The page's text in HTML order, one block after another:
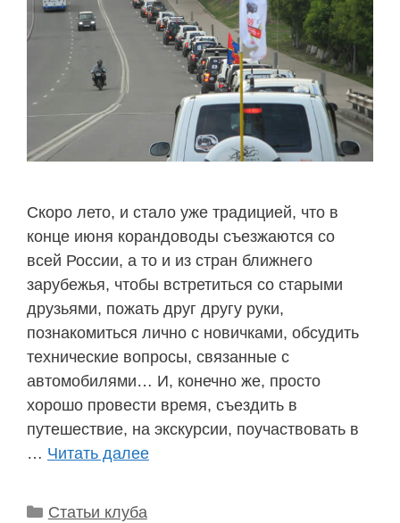
Скоро лето, и стало уже традицией, что в
конце июня корандоводы съезжаются со
всей России, а то и из стран ближнего
зарубежья, чтобы встретиться со старыми
друзьями, пожать друг другу руки,
познакомиться лично с новичками, обсудить
технические вопросы, связанные с
автомобилями… И, конечно же, просто
хорошо провести время, съездить в
путешествие, на экскурсии, поучаствовать в
… Читать далее
Рубрики
Статьи клуба